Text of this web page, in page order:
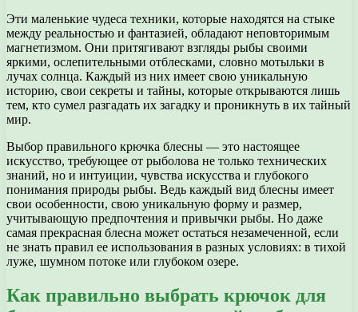
Эти маленькие чудеса техники, которые находятся на стыке
между реальностью и фантазией, обладают неповторимым
магнетизмом. Они притягивают взгляды рыбы своими
яркими, ослепительными отблесками, словно мотыльки в
лучах солнца. Каждый из них имеет свою уникальную
историю, свои секреты и тайны, которые открываются лишь
тем, кто сумел разгадать их загадку и проникнуть в их тайный
мир.
Выбор правильного крючка блесны — это настоящее
искусство, требующее от рыболова не только технических
знаний, но и интуиции, чувства искусства и глубокого
понимания природы рыбы. Ведь каждый вид блесны имеет
свои особенности, свою уникальную форму и размер,
учитывающую предпочтения и привычки рыбы. Но даже
самая прекрасная блесна может остаться незамеченной, если
не знать правил ее использования в разных условиях: в тихой
луже, шумном потоке или глубоком озере.
Как правильно выбрать крючок для